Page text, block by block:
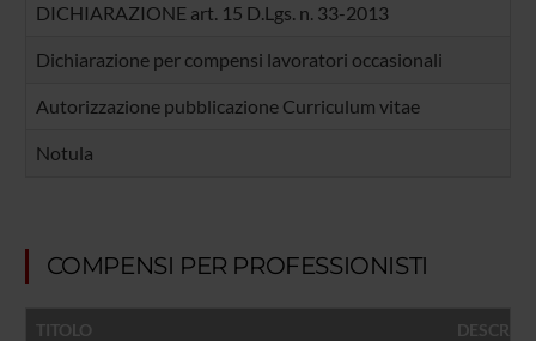
DICHIARAZIONE art. 15 D.Lgs. n. 33-2013
Dichiarazione per compensi lavoratori occasionali
Autorizzazione pubblicazione Curriculum vitae
Notula
COMPENSI PER PROFESSIONISTI
TITOLO